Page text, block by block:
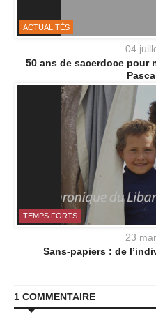
ACTUALITÉS
04
50 ans de sacerdoce pour
TEMPS FORTS
23
Sans-papiers : de
1 COMMENTAIRE